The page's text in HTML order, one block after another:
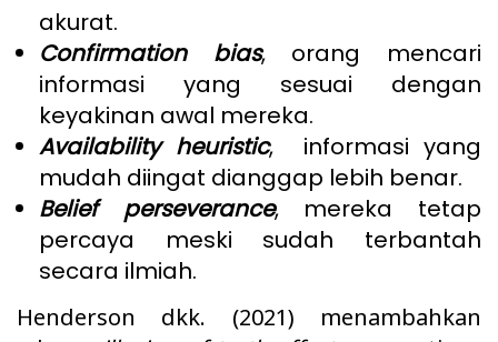
akurat.
Confirmation bias, orang mencari
informasi yang sesuai dengan
keyakinan awal mereka.
Availability heuristic, informasi yang
mudah diingat dianggap lebih benar.
Belief perseverance, mereka tetap
percaya meski sudah terbantah
secara ilmiah.
Henderson dkk. (2021) menambahkan